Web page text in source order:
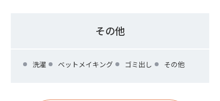
その他
洗濯 ベットメイキング ゴミ出し その他